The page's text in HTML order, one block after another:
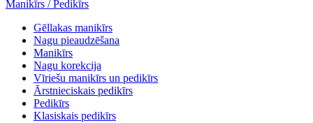
Manikīrs / Pedikīrs
Gēllakas manikīrs
Nagu pieaudzēšana
Manikīrs
Nagu korekcija
Vīriešu manikīrs un pedikīrs
Ārstnieciskais pedikīrs
Pedikīrs
Klasiskais pedikīrs